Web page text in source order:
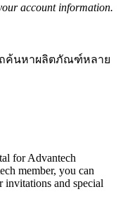
account information.
ค้นหาผลิตภัณฑ์หลาย
for Advantech
member, you can
invitations and special